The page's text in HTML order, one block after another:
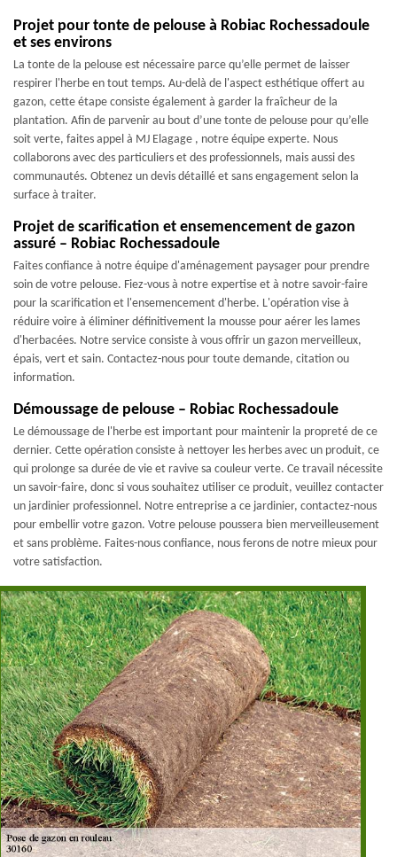
Projet pour tonte de pelouse à Robiac Rochessadoule
et ses environs
La tonte de la pelouse est nécessaire parce qu’elle permet de laisser
respirer l'herbe en tout temps. Au-delà de l'aspect esthétique offert au
gazon, cette étape consiste également à garder la fraîcheur de la
plantation. Afin de parvenir au bout d’une tonte de pelouse pour qu’elle
soit verte, faites appel à MJ Elagage , notre équipe experte. Nous
collaborons avec des particuliers et des professionnels, mais aussi des
communautés. Obtenez un devis détaillé et sans engagement selon la
surface à traiter.
Projet de scarification et ensemencement de gazon
assuré – Robiac Rochessadoule
Faites confiance à notre équipe d'aménagement paysager pour prendre
soin de votre pelouse. Fiez-vous à notre expertise et à notre savoir-faire
pour la scarification et l'ensemencement d'herbe. L'opération vise à
réduire voire à éliminer définitivement la mousse pour aérer les lames
d'herbacées. Notre service consiste à vous offrir un gazon merveilleux,
épais, vert et sain. Contactez-nous pour toute demande, citation ou
information.
Démoussage de pelouse – Robiac Rochessadoule
Le démoussage de l'herbe est important pour maintenir la propreté de ce
dernier. Cette opération consiste à nettoyer les herbes avec un produit, ce
qui prolonge sa durée de vie et ravive sa couleur verte. Ce travail nécessite
un savoir-faire, donc si vous souhaitez utiliser ce produit, veuillez contacter
un jardinier professionnel. Notre entreprise a ce jardinier, contactez-nous
pour embellir votre gazon. Votre pelouse poussera bien merveilleusement
et sans problème. Faites-nous confiance, nous ferons de notre mieux pour
votre satisfaction.